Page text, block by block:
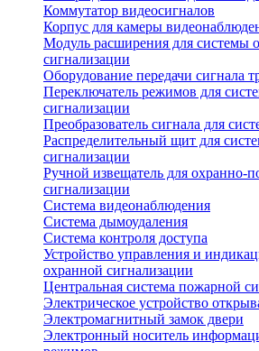
Коммутатор видеосигналов
Корпус для камеры
Модуль расширения для системы
сигнализации
Оборудование передачи сигнала
Переключатель режимов для
сигнализации
Преобразователь сигнала для
Распределительный щит для
сигнализации
Ручной извещатель для охранно-
сигнализации
Система видеонаблюдения
Система дымоудаления
Система контроля доступа
Устройство управления и
охранной сигнализации
Центральная система пожарной
Электрическое устройство
Электромагнитный замок двери
Электронный носитель